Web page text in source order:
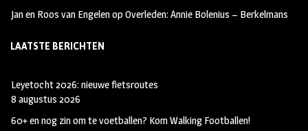
Jan en Roos van EngelenopOverleden: Annie Bolenius – Berkelmans
LAATSTE BERICHTEN
Leyetocht 2026: nieuwe fietsroutes
8 augustus 2026
60+ en nog zin om te voetballen? Kom Walking Footballen!